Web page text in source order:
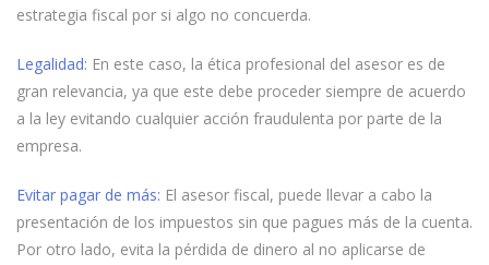
estrategia fiscal por si algo no concuerda.
Legalidad: En este caso, la ética profesional del asesor es de
gran relevancia, ya que este debe proceder siempre de acuerdo
a la ley evitando cualquier acción fraudulenta por parte de la
empresa.
Evitar pagar de más: El asesor fiscal, puede llevar a cabo la
presentación de los impuestos sin que pagues más de la cuenta.
Por otro lado, evita la pérdida de dinero al no aplicarse de